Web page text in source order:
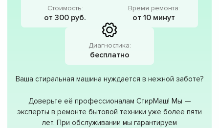
Стоимость:
от 300 руб.
Время ремонта:
от 10 минут
Диагностика:
бесплатно
Ваша стиральная машина нуждается в нежной заботе?
Доверьте её профессионалам СтирМаш! Мы —
эксперты в ремонте бытовой техники уже более пяти
лет. При обслуживании мы гарантируем